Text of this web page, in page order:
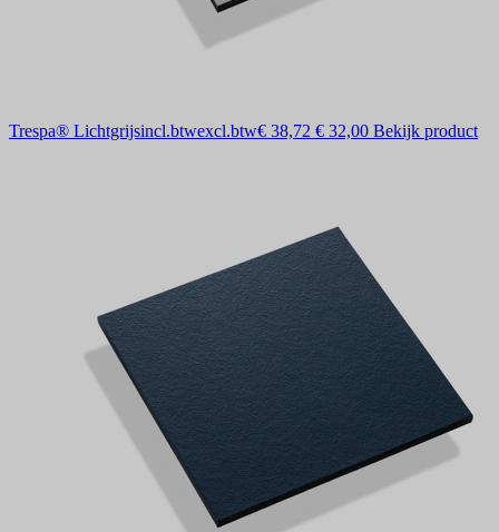
Trespa® Lichtgrijsincl.btwexcl.btw€ 38,72 € 32,00 Bekijk product